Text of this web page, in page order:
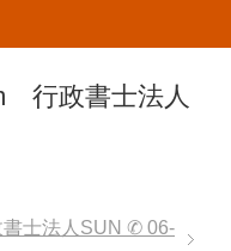
行政書士法人
士法人SUN ✆ 06-